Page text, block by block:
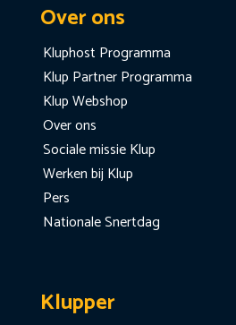
Over ons
Kluphost Programma
Klup Partner Programma
Klup Webshop
Over ons
Sociale missie Klup
Werken bij Klup
Pers
Nationale Snertdag
Klupper